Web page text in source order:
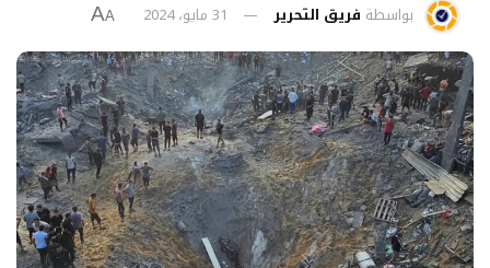
بواسطة فريق التحرير 31 مايو، 2024 A
A